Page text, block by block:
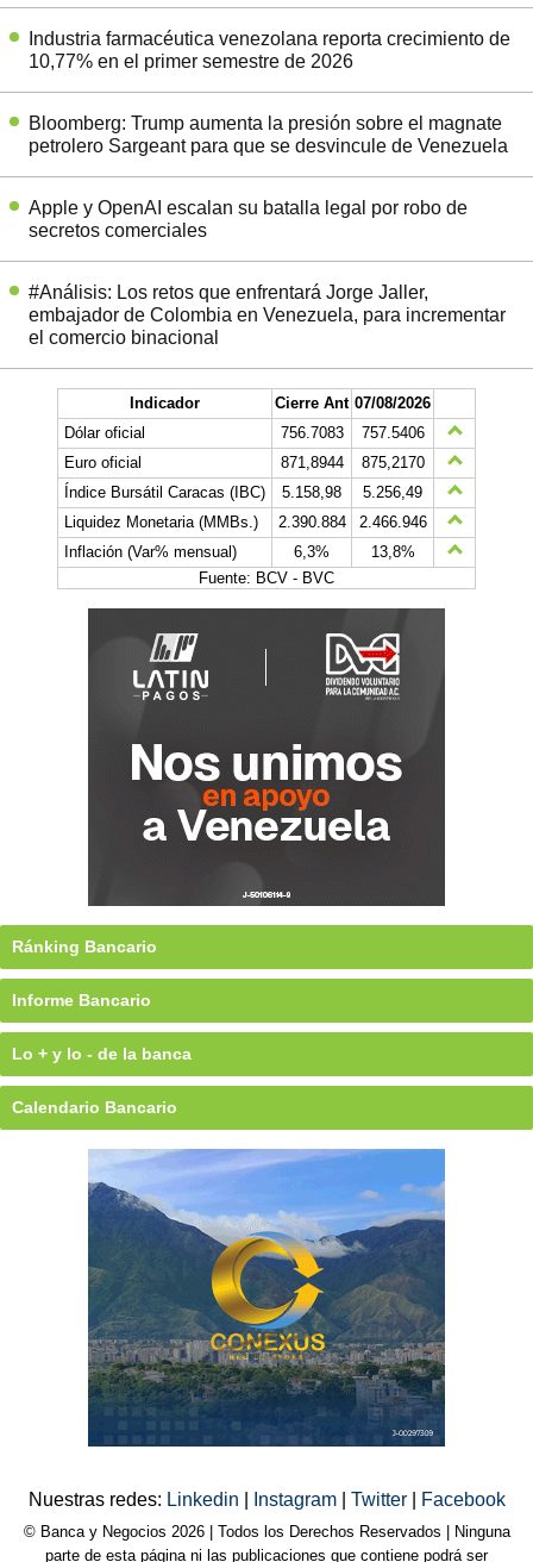
Industria farmacéutica venezolana reporta crecimiento de
10,77% en el primer semestre de 2026
Bloomberg: Trump aumenta la presión sobre el magnate
petrolero Sargeant para que se desvincule de Venezuela
Apple y OpenAI escalan su batalla legal por robo de
secretos comerciales
#Análisis: Los retos que enfrentará Jorge Jaller,
embajador de Colombia en Venezuela, para incrementar
el comercio binacional
Indicador Cierre Ant 07/08/2026
Dólar oficial
756.7083
757.5406
Euro oficial
871,8944
875,2170
Índice Bursátil Caracas (IBC)
5.158,98
5.256,49
Liquidez Monetaria (MMBs.)
2.390.884
2.466.946
Inflación (Var% mensual)
6,3%
13,8%
Fuente: BCV - BVC
Ránking Bancario
Informe Bancario
Lo + y lo - de la banca
Calendario Bancario
Nuestras redes: Linkedin Instagram Twitter Facebook
© Banca y Negocios 2026 | Todos los Derechos Reservados | Ninguna
parte de esta página ni las publicaciones que contiene podrá ser